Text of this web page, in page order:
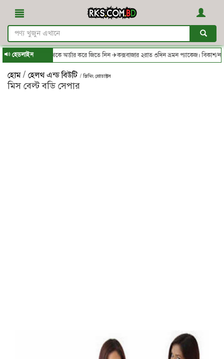
হেডলাইন- থেকে অর্ডার করে জিতে নিন ✈কক্সবাজার ২রাত ৩দিন ভ্রমন প্যাকেজ। বিকাশ/নগদ/
হোম / হেলথ এন্ড বিউটি / স্লিমিং প্রোডাক্টস
মিস বেল্ট বডি সেপার